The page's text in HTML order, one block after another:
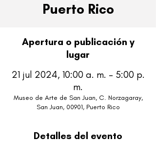
Puerto Rico
Apertura o publicación y
lugar
21 jul 2024, 10:00 a. m. – 5:00 p.
m.
Museo de Arte de San Juan, C. Norzagaray,
San Juan, 00901, Puerto Rico
Detalles del evento